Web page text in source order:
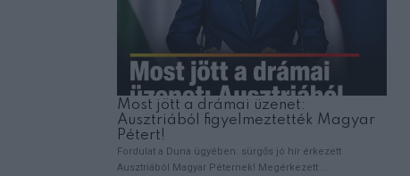
Elvittem a halálos beteg kislányomat az
hogy